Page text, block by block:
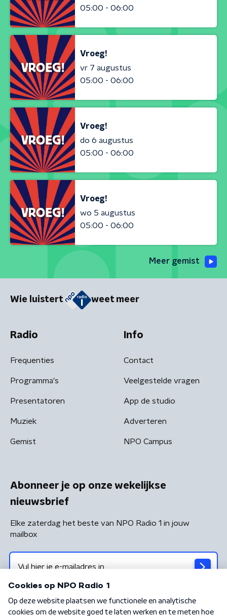
05:00 - 06:00
Vroeg!
vr 7 augustus
05:00 - 06:00
Vroeg!
do 6 augustus
05:00 - 06:00
Vroeg!
wo 5 augustus
05:00 - 06:00
Meer gemist
Wie luistert weet meer
Radio
Frequenties
Programma's
Presentatoren
Muziek
Gemist
Info
Contact
Veelgestelde vragen
App de studio
Adverteren
NPO Campus
Abonneer je op onze wekelijkse
nieuwsbrief
Elke zaterdag het beste van NPO Radio 1 in jouw
mailbox